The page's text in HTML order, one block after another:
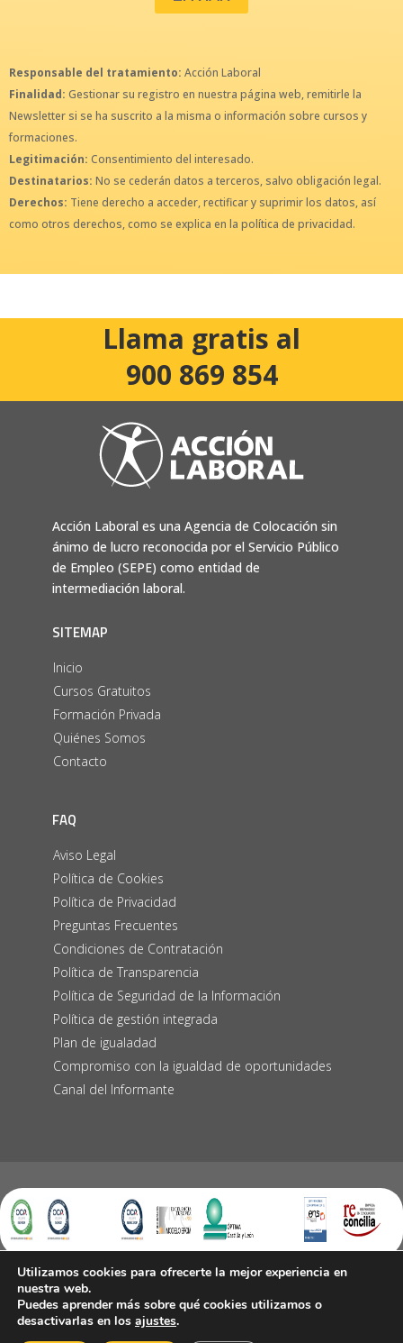
Responsable del tratamiento: Acción Laboral
Finalidad: Gestionar su registro en nuestra página web, remitirle la
Newsletter si se ha suscrito a la misma o información sobre cursos y
formaciones.
Legitimación: Consentimiento del interesado.
Destinatarios: No se cederán datos a terceros, salvo obligación legal.
Derechos: Tiene derecho a acceder, rectificar y suprimir los datos, así
como otros derechos, como se explica en la política de privacidad.
Llama gratis al
900 869 854
Acción Laboral es una Agencia de Colocación sin
ánimo de lucro reconocida por el Servicio Público
de Empleo (SEPE) como entidad de
intermediación laboral.
SITEMAP
Inicio
Cursos Gratuitos
Formación Privada
Quiénes Somos
Contacto
FAQ
Aviso Legal
Política de Cookies
Política de Privacidad
Preguntas Frecuentes
Condiciones de Contratación
Política de Transparencia
Política de Seguridad de la Información
Política de gestión integrada
Plan de igualadad
Compromiso con la igualdad de oportunidades
Canal del Informante
Utilizamos cookies para ofrecerte la mejor experiencia en
nuestra web.
Puedes aprender más sobre qué cookies utilizamos o
desactivarlas en los ajustes.